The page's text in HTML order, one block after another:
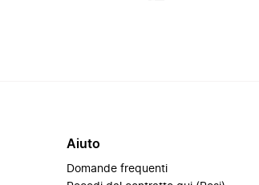
Aiuto
Domande frequenti